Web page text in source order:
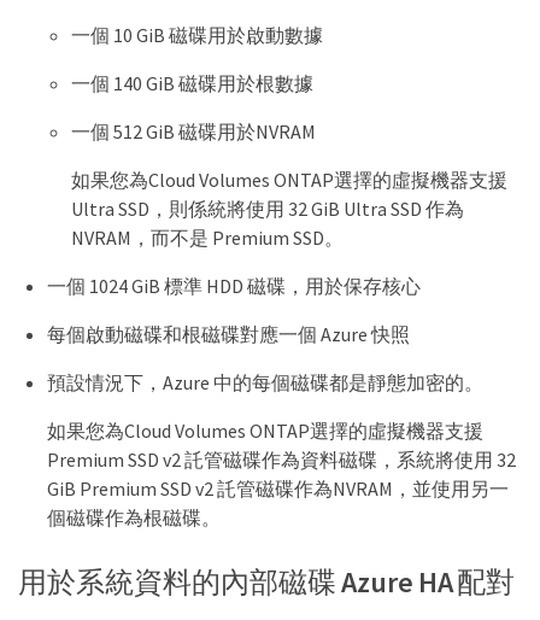
一個 10 GiB 磁碟用於啟動數據
一個 140 GiB 磁碟用於根數據
一個 512 GiB 磁碟用於NVRAM
如果您為Cloud Volumes ONTAP選擇的虛擬機器支援
Ultra SSD，則係統將使用 32 GiB Ultra SSD 作為
NVRAM，而不是 Premium SSD。
一個 1024 GiB 標準 HDD 磁碟，用於保存核心
每個啟動磁碟和根磁碟對應一個 Azure 快照
預設情況下，Azure 中的每個磁碟都是靜態加密的。
如果您為Cloud Volumes ONTAP選擇的虛擬機器支援
Premium SSD v2 託管磁碟作為資料磁碟，系統將使用 32
GiB Premium SSD v2 託管磁碟作為NVRAM，並使用另一
個磁碟作為根磁碟。
用於系統資料的內部磁碟 Azure HA 配對